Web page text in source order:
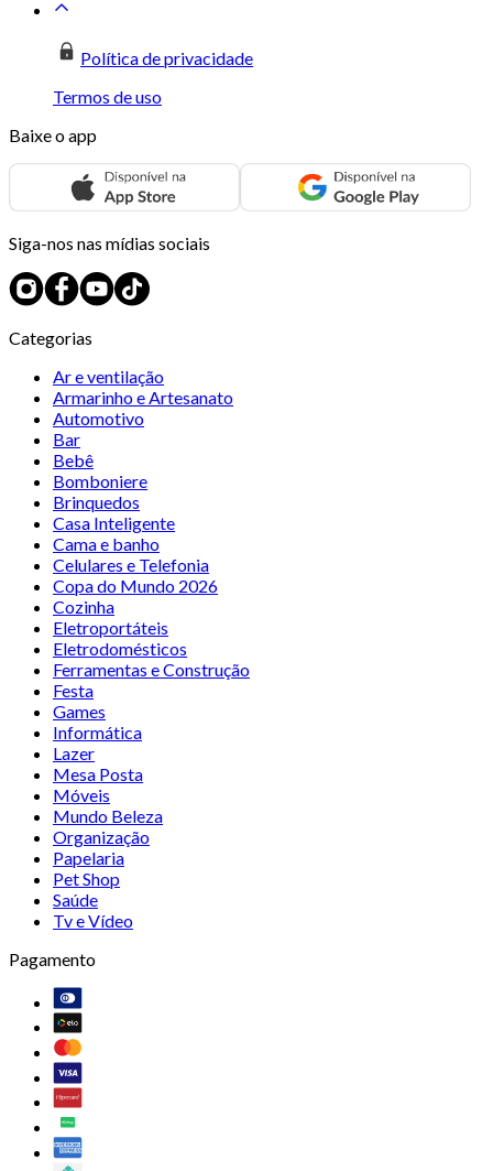
Política de privacidade
Termos de uso
Baixe o app
Siga-nos nas mídias sociais
Categorias
Ar e ventilação
Armarinho e Artesanato
Automotivo
Bar
Bebê
Bomboniere
Brinquedos
Casa Inteligente
Cama e banho
Celulares e Telefonia
Copa do Mundo 2026
Cozinha
Eletroportáteis
Eletrodomésticos
Ferramentas e Construção
Festa
Games
Informática
Lazer
Mesa Posta
Móveis
Mundo Beleza
Organização
Papelaria
Pet Shop
Saúde
Tv e Vídeo
Pagamento